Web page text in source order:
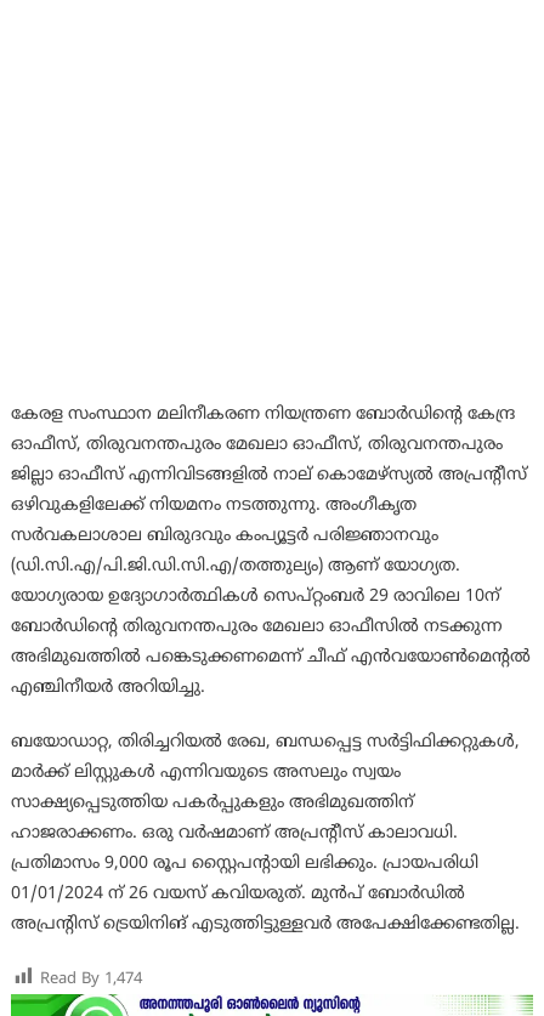
കേരള സംസ്ഥാന മലിനീകരണ നിയന്ത്രണ ബോർഡിന്റെ കേന്ദ്ര
ഓഫീസ്, തിരുവനന്തപുരം മേഖലാ ഓഫീസ്, തിരുവനന്തപുരം
ജില്ലാ ഓഫീസ് എന്നിവിടങ്ങളിൽ നാല് കൊമേഴ്സ്യൽ അപ്രന്റീസ്
ഒഴിവുകളിലേക്ക് നിയമനം നടത്തുന്നു. അംഗീകൃത
സർവകലാശാല ബിരുദവും കംപ്യൂട്ടർ പരിജ്ഞാനവും
(ഡി.സി.എ/പി.ജി.ഡി.സി.എ/തത്തുല്യം) ആണ് യോഗ്യത.
യോഗ്യരായ ഉദ്യോഗാർത്ഥികൾ സെപ്റ്റംബർ 29 രാവിലെ 10ന്
ബോർഡിന്റെ തിരുവനന്തപുരം മേഖലാ ഓഫീസിൽ നടക്കുന്ന
അഭിമുഖത്തിൽ പങ്കെടുക്കണമെന്ന് ചീഫ് എൻവയോൺമെന്റൽ
എഞ്ചിനീയർ അറിയിച്ചു.
ബയോഡാറ്റ, തിരിച്ചറിയൽ രേഖ, ബന്ധപ്പെട്ട സർട്ടിഫിക്കറ്റുകൾ,
മാർക്ക് ലിസ്റ്റുകൾ എന്നിവയുടെ അസലും സ്വയം
സാക്ഷ്യപ്പെടുത്തിയ പകർപ്പുകളും അഭിമുഖത്തിന്
ഹാജരാക്കണം. ഒരു വർഷമാണ് അപ്രന്റീസ് കാലാവധി.
പ്രതിമാസം 9,000 രൂപ സ്റ്റൈപന്റായി ലഭിക്കും. പ്രായപരിധി
01/01/2024 ന് 26 വയസ് കവിയരുത്. മുൻപ് ബോർഡിൽ
അപ്രന്റിസ് ട്രെയിനിങ് എടുത്തിട്ടുള്ളവർ അപേക്ഷിക്കേണ്ടതില്ല.
Read By 1,474